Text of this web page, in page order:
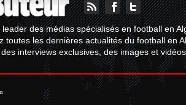
leader des médias spécialisés en football en
toutes les dernières actualités du football en
interviews exclusives, des images et